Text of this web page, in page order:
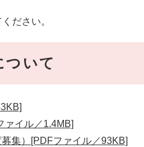
ださい。
ついて
イル／1.4MB]
集）[PDFファイル／93KB]